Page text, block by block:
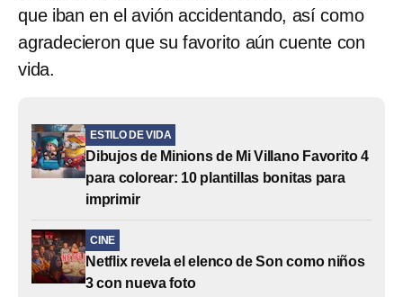
que iban en el avión accidentando, así como
agradecieron que su favorito aún cuente con
vida.
ESTILO DE VIDA
Dibujos de Minions de Mi Villano Favorito 4
para colorear: 10 plantillas bonitas para
imprimir
CINE
Netflix revela el elenco de Son como niños
3 con nueva foto